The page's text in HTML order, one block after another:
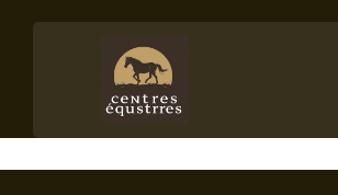
Les